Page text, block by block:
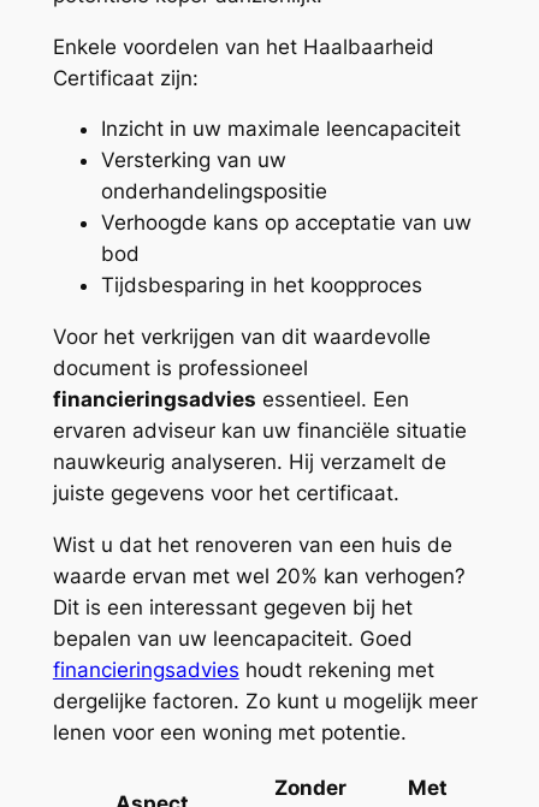
Enkele voordelen van het Haalbaarheid
Certificaat zijn:
Inzicht in uw maximale leencapaciteit
Versterking van uw
onderhandelingspositie
Verhoogde kans op acceptatie van uw
bod
Tijdsbesparing in het koopproces
Voor het verkrijgen van dit waardevolle
document is professioneel
financieringsadvies essentieel. Een
ervaren adviseur kan uw financiële situatie
nauwkeurig analyseren. Hij verzamelt de
juiste gegevens voor het certificaat.
Wist u dat het renoveren van een huis de
waarde ervan met wel 20% kan verhogen?
Dit is een interessant gegeven bij het
bepalen van uw leencapaciteit. Goed
financieringsadvies houdt rekening met
dergelijke factoren. Zo kunt u mogelijk meer
lenen voor een woning met potentie.
Zonder
Met